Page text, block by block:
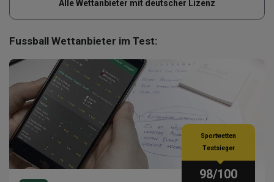
Alle Wettanbieter mit deutscher Lizenz
Fussball Wettanbieter im Test:
Sportwetten
Testsieger
98/100